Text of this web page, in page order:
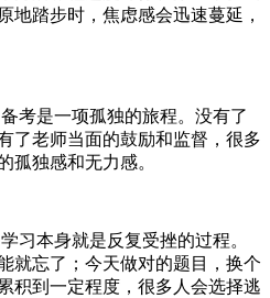
地踏步时，焦虑感会迅速蔓延，
考是一项孤独的旅程。没有了
了老师当面的鼓励和监督，很多
孤独感和无力感。
习本身就是反复受挫的过程。
就忘了；今天做对的题目，换个
积到一定程度，很多人会选择逃